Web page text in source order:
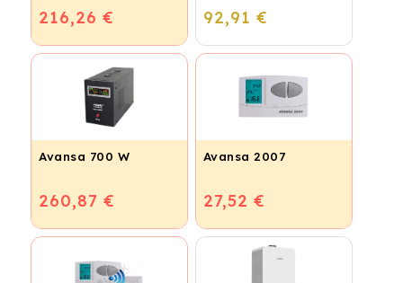
216,26 €
vykurovanie
92,91 €
Avansa 700 W
260,87 €
Avansa 2007
27,52 €